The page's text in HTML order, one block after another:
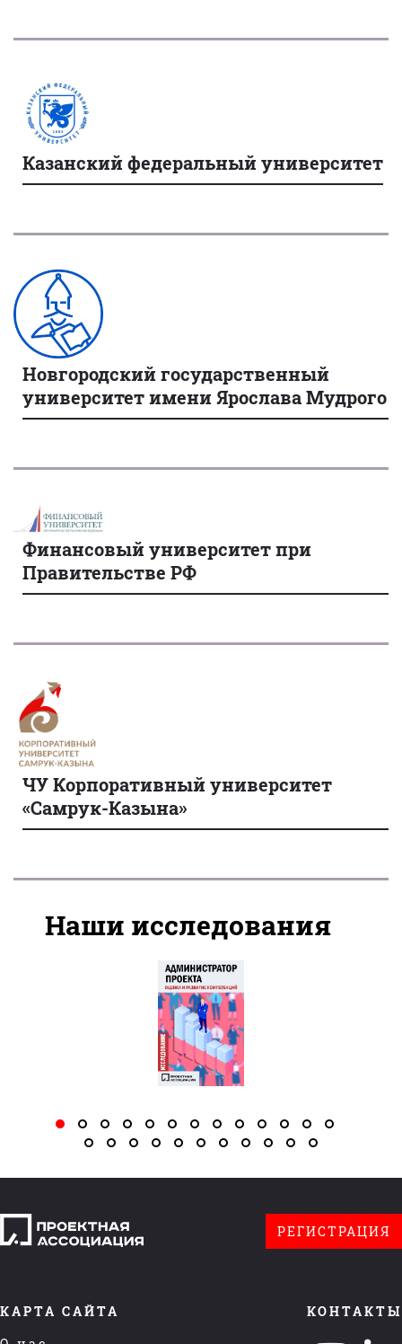
Казанский федеральный университет
Новгородский государственный
университет имени Ярослава Мудрого
Финансовый университет при
Правительстве РФ
ЧУ Корпоративный университет
«Самрук-Казына»
Наши исследования
КАРТА САЙТА
КОНТАКТЫ
РЕГИСТРАЦИЯ